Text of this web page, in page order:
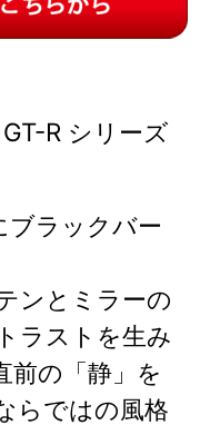
R シリーズ
ブラックバー
ンとミラーの
ラストを生み
前の「静」を
らではの風格